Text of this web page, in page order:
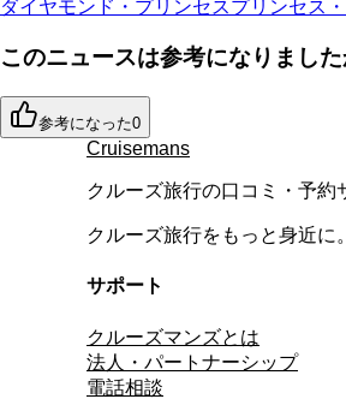
ダイヤモンド・プリンセスプリンセス
このニュースは参考になりまし
参考になった0
Cruisemans
クルーズ旅行の口コミ・予約
クルーズ旅行をもっと身近に。
サポート
クルーズマンズとは
法人・パートナーシップ
電話相談